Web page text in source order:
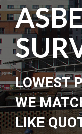
LOWEST
WE
LIKE